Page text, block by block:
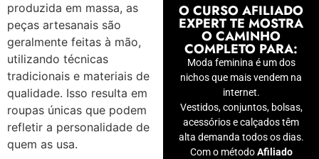
produzida em massa, as
peças artesanais são
geralmente feitas à mão,
utilizando técnicas
tradicionais e materiais de
qualidade. Isso resulta em
roupas únicas que podem
refletir a personalidade de
quem as usa.
O CURSO AFILIADO
EXPERT TE MOSTRA
O CAMINHO
COMPLETO PARA:
Moda feminina é um dos
nichos que mais vendem na
internet.
Vestidos, conjuntos, bolsas,
acessórios e calçados têm
alta demanda todos os dias.
Com o métodoAfiliado